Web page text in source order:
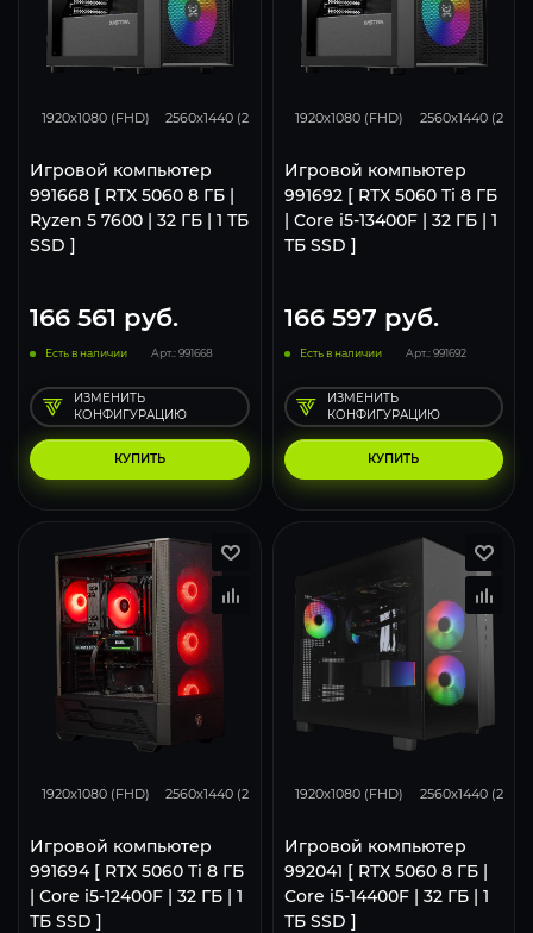
1920x1080 (FHD) 2560x1440 (2K) 3840x2160 (4K)
Игровой компьютер
991668 [ RTX 5060 8 ГБ |
Ryzen 5 7600 | 32 ГБ | 1 ТБ
SSD ]
166 561 руб.
Есть в наличии Арт.: 991668
КУПИТЬ
ИЗМЕНИТЬ
КОНФИГУРАЦИЮ
1920x1080 (FHD) 2560x1440 (2K)
Игровой компьютер
991692 [ RTX 5060 Ti 8 ГБ
| Core i5-13400F | 32 ГБ | 1
ТБ SSD ]
166 597 руб.
Есть в наличии Арт.: 991692
КУПИТЬ
ИЗМЕНИТЬ
КОНФИГУРАЦИЮ
1920x1080 (FHD) 2560x1440 (2K) 3840x2160 (4K)
Игровой компьютер
991694 [ RTX 5060 Ti 8 ГБ
| Core i5-12400F | 32 ГБ | 1
ТБ SSD ]
1920x1080 (FHD) 2560x1440 (2K)
Игровой компьютер
992041 [ RTX 5060 8 ГБ |
Core i5-14400F | 32 ГБ | 1
ТБ SSD ]